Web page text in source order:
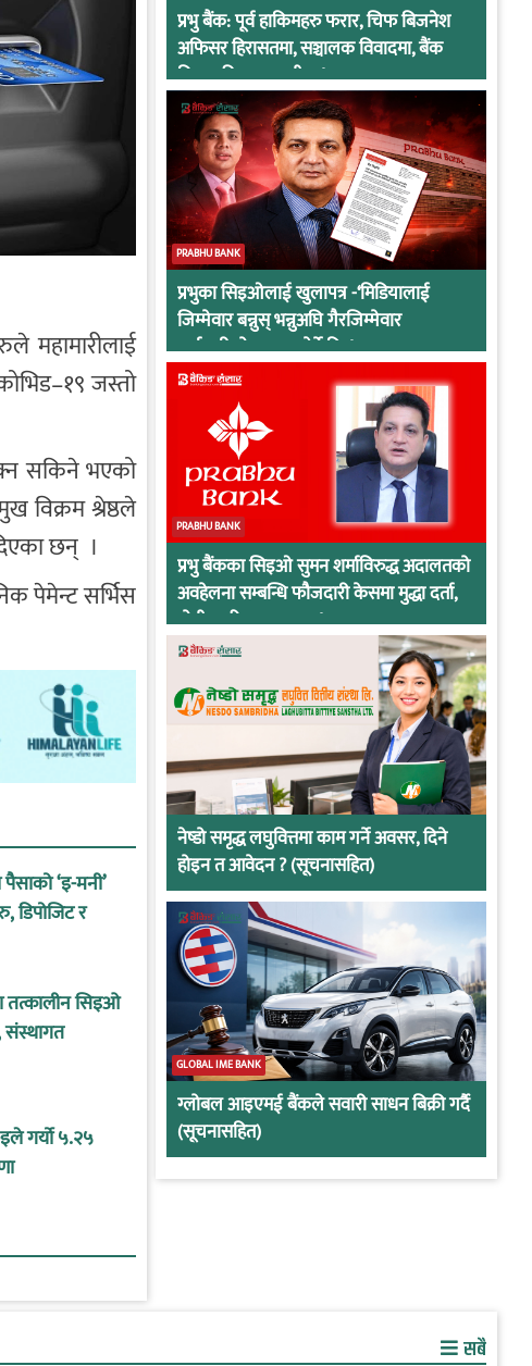
महामारीलाई
जस्तो
सकिने भएको
विक्रम श्रेष्ठले
छन् ।
पेमेन्ट सर्भिस
‘इ-मनी’
डिपोजिट र
सिइओ
संस्थागत
गर्यो ५.२५
प्रभु बैंक: पूर्व हाकिमहरु फरार, चिफ बिजनेश
अफिसर हिरासतमा, सञ्चालक विवादमा, बैंक
नियामकीय कारवाहीमा !
PRABHU BANK
प्रभुका सिइओलाई खुलापत्र -‘मिडियालाई
जिम्मेवार बन्नुस् भन्नुअघि गैरजिम्मेवार
कर्मचारीको व्यवहार हेर्ने कि !
PRABHU BANK
प्रभु बैंकका सिइओ सुमन शर्माविरुद्ध अदालतको
अवहेलना सम्बन्धि फौजदारी केसमा मुद्धा दर्ता,
दोषी ठहरिए जान्छ पद !
नेष्डो समृद्ध लघुवित्तमा काम गर्ने अवसर, दिने
होइन त आवेदन ? (सूचनासहित)
GLOBAL IME BANK
ग्लोबल आइएमई बैंकले सवारी साधन बिक्री गर्दै
(सूचनासहित)
सबै